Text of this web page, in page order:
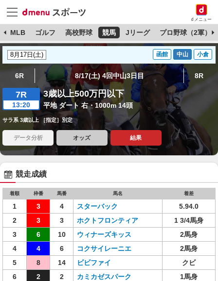
dメニュー
MLB ゴルフ 高校野球 競馬 Jリーグ プロ野球（2軍）
函館 中山 小倉
6R 8/17(土) 4回中山3日目 8R
7R
13:20
3歳以上500万円以下
平地 ダート 右・1000m 14頭
サラ系 3歳以上 ［指定］別定
データ分析 オッズ 結果
競走成績
着順 枠番 馬番 馬名 着差
1 3 4 スターバック
5.94.0
2
3 3 ホクトフロンティア
1 3/4馬身
3
6 10 ウィナーズキッス
2馬身
4
4 6 コクサイレーニエ
2馬身
5
8 14 ビビファイ
クビ
6
2 2 カミカゼスパーク
1馬身